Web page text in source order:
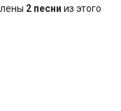
2 песни из этого